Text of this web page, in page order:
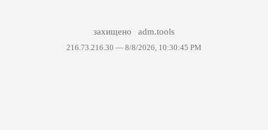
захищено adm.tools
216.73.216.30 — 8/8/2026, 10:30:45 PM